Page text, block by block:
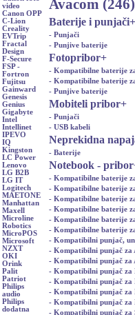
video
Canon OPP
C-Lion
Creality
EVTrip
Fractal
Design
F-Secure
FSP -
Fortron
Fujitsu
Gainward
Genesis
Genius
Gigabyte
Intel
Intellinet
IPEVO
IQ
Kingston
LC Power
Lenovo
LG B2B
LG IT
Logitech
MAETONE
Manhattan
Maxell
Microline
Robotics
MicroPOS
Microsoft
NZXT
OKI
Orink
Palit
Patriot
Philips
audio
Philips
dodatna
Avacom (246)
Baterije i punjači+
- Punjači
- Punjive baterije
Fotopribor+
- Kompatibilne baterije
- Kompatibilne baterije
- Punjive baterije
Mobiteli pribor+
- Punjači
- USB kabeli
Neprekidna
- Baterije
Notebook - pribor
- Kompatibilne baterije
- Kompatibilne baterije
- Kompatibilne baterije
- Kompatibilne baterije
- Kompatibilne baterije
- Kompatibilne baterije
- Kompatibilni punjač,
- Kompatibilni punjač za
- Kompatibilni punjač za
- Kompatibilni punjač za
- Kompatibilni punjač za
- Kompatibilni punjač za
- Kompatibilni punjač za
- Kompatibilni punjač za